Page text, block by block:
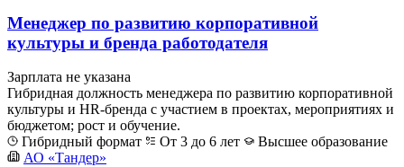
Менеджер по развитию корпоративной
культуры и бренда работодателя
Зарплата не указана
Гибридная должность менеджера по развитию корпоративной
культуры и HR-бренда с участием в проектах, мероприятиях и
бюджетом; рост и обучение.
Гибридный формат
От 3 до 6 лет
Высшее образование
АО «Тандер»